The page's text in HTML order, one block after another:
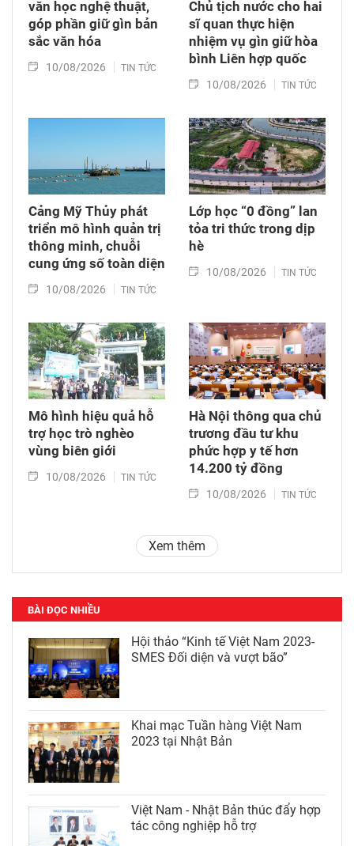
văn học nghệ thuật,
góp phần giữ gìn bản
sắc văn hóa
10/08/2026 TIN TỨC
Chủ tịch nước cho hai
sĩ quan thực hiện
nhiệm vụ gìn giữ hòa
bình Liên hợp quốc
10/08/2026 TIN TỨC
Cảng Mỹ Thủy phát
triển mô hình quản trị
thông minh, chuỗi
cung ứng số toàn diện
10/08/2026 TIN TỨC
Lớp học “0 đồng” lan
tỏa tri thức trong dịp
hè
10/08/2026 TIN TỨC
Mô hình hiệu quả hỗ
trợ học trò nghèo
vùng biên giới
10/08/2026 TIN TỨC
Hà Nội thông qua chủ
trương đầu tư khu
phức hợp y tế hơn
14.200 tỷ đồng
10/08/2026 TIN TỨC
Xem thêm
BÀI ĐỌC NHIỀU
Hội thảo “Kinh tế Việt Nam 2023-
SMES Đối diện và vượt bão”
Khai mạc Tuần hàng Việt Nam
2023 tại Nhật Bản
Việt Nam - Nhật Bản thúc đẩy hợp
tác công nghiệp hỗ trợ